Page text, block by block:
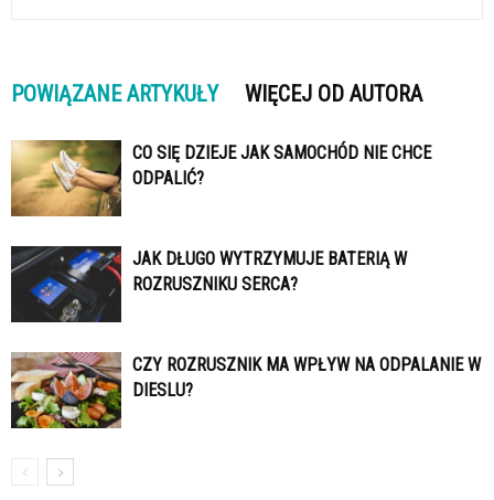
POWIĄZANE ARTYKUŁY WIĘCEJ OD AUTORA
CO SIĘ DZIEJE JAK SAMOCHÓD NIE CHCE
ODPALIĆ?
JAK DŁUGO WYTRZYMUJE BATERIĄ W
ROZRUSZNIKU SERCA?
CZY ROZRUSZNIK MA WPŁYW NA ODPALANIE W
DIESLU?